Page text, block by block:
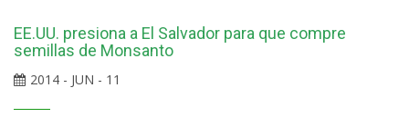
EE.UU. presiona a El Salvador para que compre
semillas de Monsanto
2014 - JUN - 11